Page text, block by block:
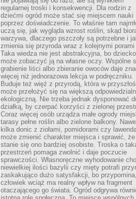
regularnej troski i konsekwencji. Dla rodzin z
dziećmi ogród może stać się miejscem nauki
poprzez doświadczenie. To właśnie tam
uczą się, jak wygląda wzrost roślin, skąd
warzywa, dlaczego pszczoły są potrzebne i
zmienia się przyroda wraz z kolejnymi porami
Taka wiedza nie jest abstrakcyjna, bo dziecko
może zobaczyć ją na własne oczy. Wspólne
grabienie liści albo zbieranie owoców daje
więcej niż jednorazowa lekcja w podręczniku.
Buduje też więź z przyrodą, która w
może przełożyć się na większą
ekologiczną. Nie trzeba jednak dysponować
działką, by czerpać korzyści z zielonej
Coraz więcej osób urządza małe ogrody
tarasy pełne roślin albo zielone balkony.
kilka donic z ziołami, pomidorami czy
może zmienić charakter miejsca i sprawić, że
stanie się ono bardziej osobiste. Troska o
przestrzeń pomaga zwolnić i daje poczucie
sprawczości. Własnoręczne wyhodowanie
niewielkiej ilości bazylii czy mięty potrafi
zaskakująco dużo satysfakcji, bo
człowiek wciąż ma realny wpływ na fragment
otaczającego go świata. Ogród odgrywa